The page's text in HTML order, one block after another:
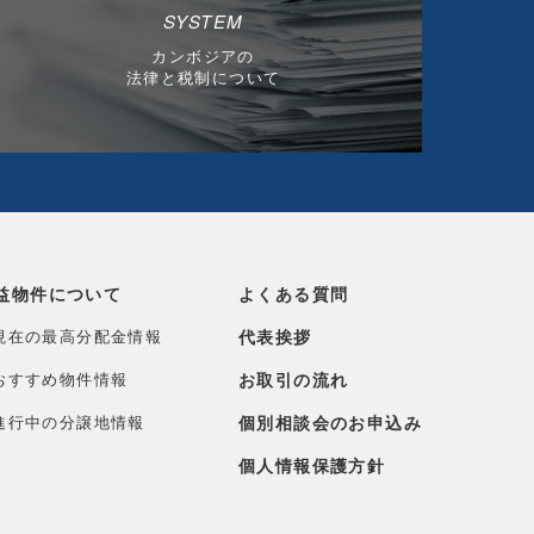
SYSTEM
カンボジアの
法律と税制について
物件について
在の最高分配金情報
すすめ物件情報
行中の分譲地情報
よくある質問
代表挨拶
お取引の流れ
個別相談会のお申込み
個人情報保護方針